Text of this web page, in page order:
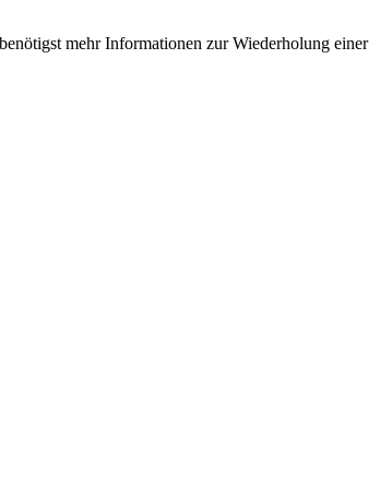
mehr Informationen zur Wiederholung einer